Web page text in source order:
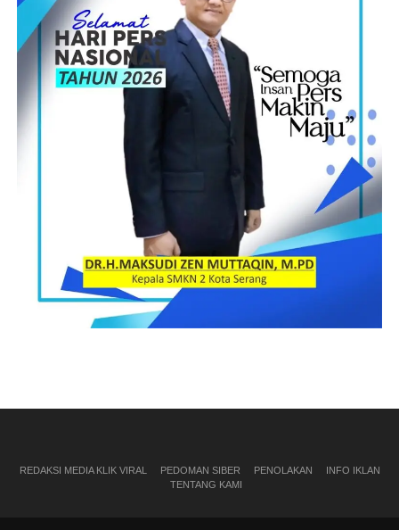
REDAKSI MEDIA KLIK VIRAL PEDOMAN SIBER PENOLAKAN
INFO IKLAN
TENTANG KAMI